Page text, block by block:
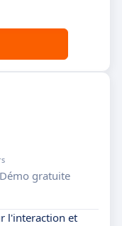
Démo gratuite
l'interaction et